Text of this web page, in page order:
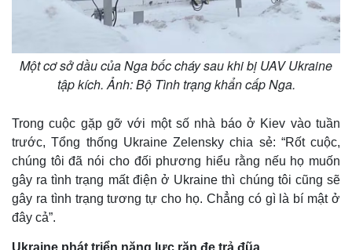
Một cơ sở dầu của Nga bốc cháy sau khi bị UAV Ukraine
tập kích. Ảnh: Bộ Tình trạng khẩn cấp Nga.
Trong cuộc gặp gỡ với một số nhà báo ở Kiev vào tuần
trước, Tổng thống Ukraine Zelensky chia sẻ: “Rốt cuộc,
chúng tôi đã nói cho đối phương hiểu rằng nếu họ muốn
gây ra tình trạng mất điện ở Ukraine thì chúng tôi cũng sẽ
gây ra tình trạng tương tự cho họ. Chẳng có gì là bí mật ở
đây cả”.
Ukraine phát triển năng lực răn đe trả đũa